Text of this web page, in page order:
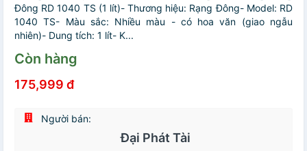
Đông RD 1040 TS (1 lít)- Thương hiệu: Rạng Đông- Model: RD
1040 TS- Màu sắc: Nhiều màu - có hoa văn (giao ngẫu
nhiên)- Dung tích: 1 lít- K...
Còn hàng
175,999 đ
Người bán:
Đại Phát Tài